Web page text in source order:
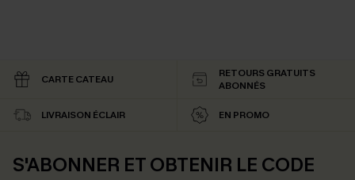
CARTE CATEAU
RETOURS GRATUITS
ABONNÉS
LIVRAISON ÉCLAIR EN PROMO
S'ABONNER ET OBTENIR LE CODE